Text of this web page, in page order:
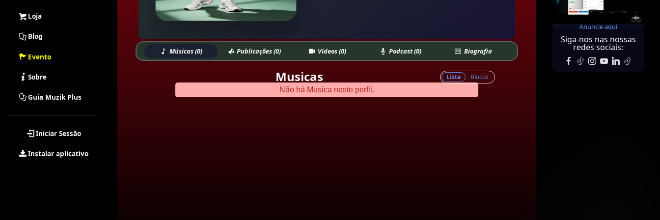
Loja
Blog
Evento
Sobre
Guia Muzik Plus
Iniciar Sessão
Instalar aplicativo
Músicas (0) Publicações (0) Vídeos (0) Podcast (0) Biografia
Musicas Lista
Blocos
Não há Musica neste perfil.
Anuncie aqui
Siga-nos nas nossas
redes sociais: